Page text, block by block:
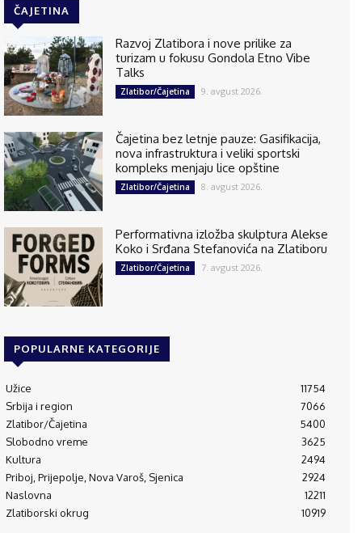
ČAJETINA
Razvoj Zlatibora i nove prilike za
turizam u fokusu Gondola Etno Vibe
Talks
Zlatibor/Čajetina 9. avgust 2026.
Čajetina bez letnje pauze: Gasifikacija,
nova infrastruktura i veliki sportski
kompleks menjaju lice opštine
Zlatibor/Čajetina 8. avgust 2026.
Performativna izložba skulptura Alekse
Koko i Srđana Stefanovića na Zlatiboru
Zlatibor/Čajetina 7. avgust 2026.
POPULARNE KATEGORIJE
Užice
11754
Srbija i region
7066
Zlatibor/Čajetina
5400
Slobodno vreme
3625
Kultura
2494
Priboj, Prijepolje, Nova Varoš, Sjenica
2924
Naslovna
12211
Zlatiborski okrug
10919